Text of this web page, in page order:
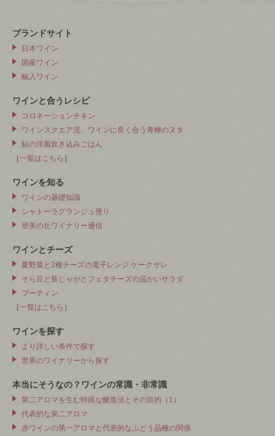
ブランドサイト
日本ワイン
国産ワイン
輸入ワイン
ワインと合うレシピ
コロネーションチキン
ワインスクエア流、ワインに良く合う青柳のヌタ
鮎の洋風炊き込みごはん
［一覧はこちら ］
ワインを知る
ワインの基礎知識
シャトーラグランジュ便り
登美の丘ワイナリー通信
ワインとチーズ
夏野菜と2種チーズの電子レンジ ケークサレ
そら豆と新じゃがとフェタチーズの温かいサラダ
プーティン
［一覧はこちら ］
ワインを探す
より詳しい条件で探す
世界のワイナリーから探す
本当にそうなの？ワインの常識・非常識
第二アロマを生む特殊な醸造法とその目的（1）
代表的な第二アロマ
赤ワインの第一アロマと代表的なぶどう品種の関係